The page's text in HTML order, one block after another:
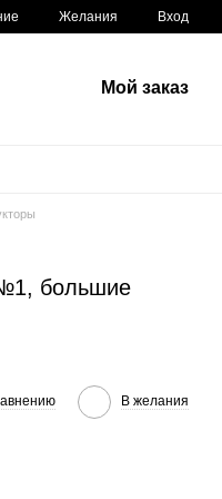
Желания Вход
Мой заказ
большие
В желания